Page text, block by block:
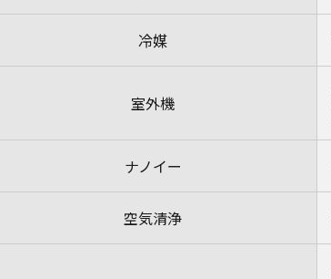
冷媒
室外機
ナノイー
空気清浄